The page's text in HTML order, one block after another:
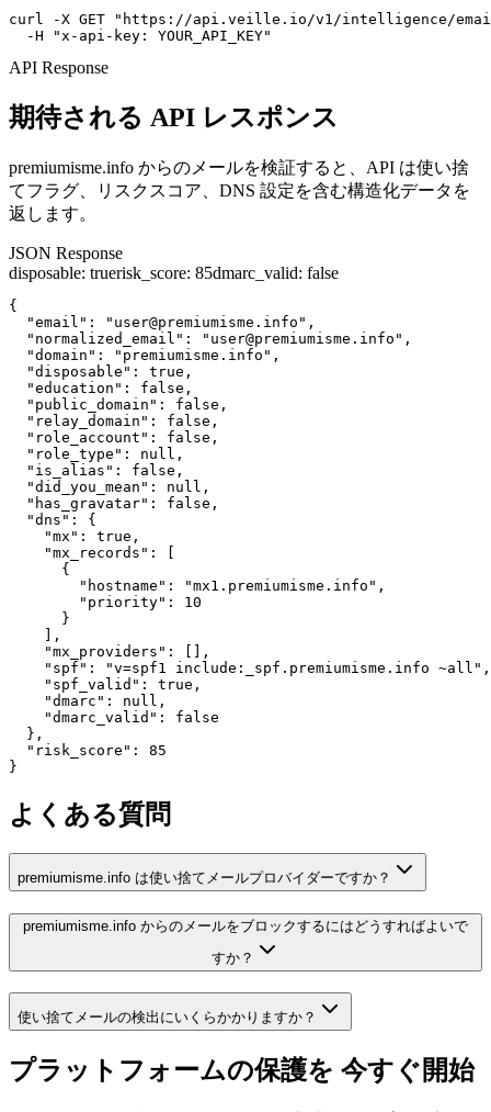
curl -X GET "https://api.veille.io/v1/intelligence/
  -H "x-api-key: YOUR_API_KEY"
API Response
期待される API レスポンス
premiumisme.info からのメールを検証すると、API は使い捨
てフラグ、リスクスコア、DNS 設定を含む構造化データを
返します。
JSON Response
disposable: truerisk_score: 85dmarc_valid: false
{
  "email": "user@premiumisme.info",
  "normalized_email": "user@premiumisme.info",
  "domain": "premiumisme.info",
  "disposable": true,
  "education": false,
  "public_domain": false,
  "relay_domain": false,
  "role_account": false,
  "role_type": null,
  "is_alias": false,
  "did_you_mean": null,
  "has_gravatar": false,
  "dns": {
    "mx": true,
    "mx_records": [
      {
        "hostname": "mx1.premiumisme.info",
        "priority": 10
      }
    ],
    "mx_providers": [],
    "spf": "v=spf1 include:_spf.premiumisme.info ~all",
    "spf_valid": true,
    "dmarc": null,
    "dmarc_valid": false
  },
  "risk_score": 85
}
よくある質問
premiumisme.info は使い捨てメールプロバイダーですか？
premiumisme.info からのメールをブロックするにはどうすればよいで
すか？
使い捨てメールの検出にいくらかかりますか？
プラットフォームの保護を 今すぐ開始